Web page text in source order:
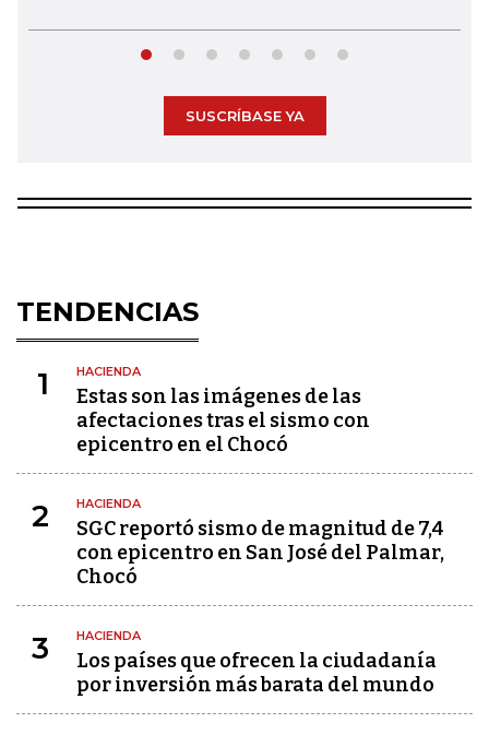
SUSCRÍBASE YA
TENDENCIAS
1 HACIENDA
Estas son las imágenes de las
afectaciones tras el sismo con
epicentro en el Chocó
2 HACIENDA
SGC reportó sismo de magnitud de 7,4
con epicentro en San José del Palmar,
Chocó
3 HACIENDA
Los países que ofrecen la ciudadanía
por inversión más barata del mundo